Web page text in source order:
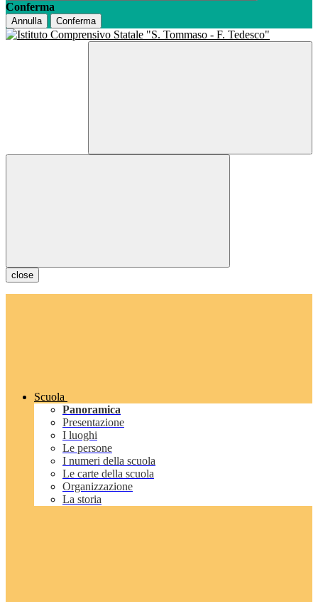
Conferma
Annulla Conferma
close
Scuola
Panoramica
Presentazione
I luoghi
Le persone
I numeri della scuola
Le carte della scuola
Organizzazione
La storia